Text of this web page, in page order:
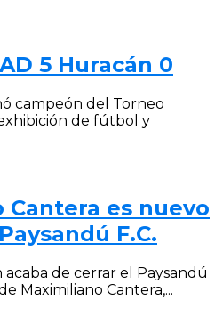
5 Huracán 0
campeón del Torneo
de fútbol y
Cantera es nuevo
F.C.
de cerrar el Paysandú
Maximiliano Cantera,...